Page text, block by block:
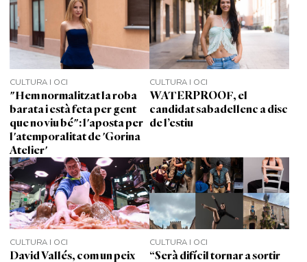
CULTURA I OCI
"Hem normalitzat la roba
barata i està feta per gent
que no viu bé": l'aposta per
l'atemporalitat de 'Gorina
Atelier'
CULTURA I OCI
WATERPROOF, el
candidat sabadellenc a disc
de l’estiu
CULTURA I OCI
David Vallés, com un peix
CULTURA I OCI
“Serà difícil tornar a sortir